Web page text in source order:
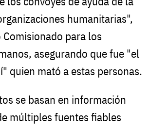
humanitarias",
para los
asegurando que fue "el
quien mató a estas personas.
se basan en información
múltiples fuentes fiables